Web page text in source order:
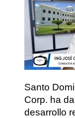
Santo
Corp. ha
desarrollo